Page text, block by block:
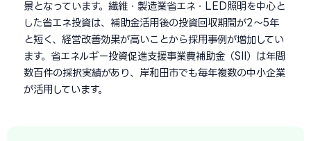
景となっています。繊維・製造業省エネ・LED照明を中心と
した省エネ投資は、補助金活用後の投資回収期間が2〜5年
と短く、経営改善効果が高いことから採用事例が増加してい
ます。省エネルギー投資促進支援事業費補助金（SII）は年間
数百件の採択実績があり、岸和田市でも毎年複数の中小企業
が活用しています。